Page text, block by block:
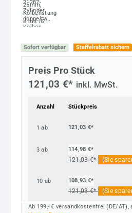
Sofort verfügbar Staffelrabatt sichern
Preis Pro Stück
121,03 €* inkl. MwSt.
Anzahl Stückpreis
1 ab 121,03 €*
3 ab 114,98 €*
121,03 €* (Sie
10 ab 108,93 €*
121,03 €* (Sie
Ab 199,- € versandkostenfrei (DE/